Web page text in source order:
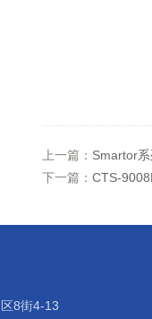
上一篇： Smartor
下一篇： CTS-
8街4-13